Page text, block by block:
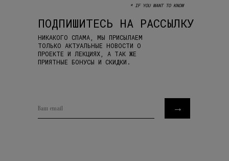
ПОДПИШИТЕСЬ НА РАССЫЛКУ
* IF YOU WANT TO KNOW
НИКАКОГО СПАМА, МЫ ПРИСЫЛАЕМ
ТОЛЬКО АКТУАЛЬНЫЕ НОВОСТИ О
ПРОЕКТЕ И ЛЕКЦИЯХ, А ТАК ЖЕ
ПРИЯТНЫЕ БОНУСЫ И СКИДКИ.
Ваш email →